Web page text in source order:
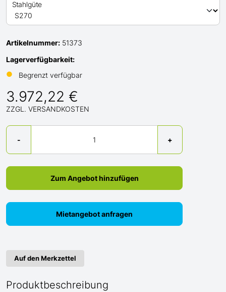
Stahlgüte
Artikelnummer: 51373
Lagerverfügbarkeit:
●
Begrenzt verfügbar
3.972,22 €
ZZGL. VERSANDKOSTEN
-
Menge
+
Zum Angebot hinzufügen
Mietangebot anfragen
Auf den Merkzettel
Produktbeschreibung